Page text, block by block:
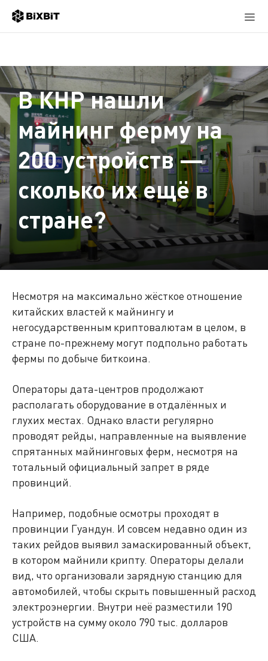
В КНР нашли
майнинг ферму на
200 устройств —
сколько их ещё в
стране?
Несмотря на максимально жёсткое отношение
китайских властей к майнингу и
негосударственным криптовалютам в целом, в
стране по-прежнему могут подпольно работать
фермы по добыче биткоина.
Операторы дата-центров продолжают
располагать оборудование в отдалённых и
глухих местах. Однако власти регулярно
проводят рейды, направленные на выявление
спрятанных майнинговых ферм, несмотря на
тотальный официальный запрет в ряде
провинций.
Например, подобные осмотры проходят в
провинции Гуандун. И совсем недавно один из
таких рейдов выявил замаскированный объект,
в котором майнили крипту. Операторы делали
вид, что организовали зарядную станцию для
автомобилей, чтобы скрыть повышенный расход
электроэнергии. Внутри неё разместили 190
устройств на сумму около 790 тыс. долларов
США.